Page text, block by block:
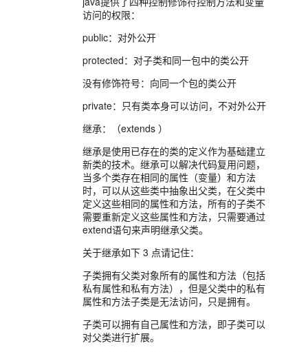
访问的权限：
public：对外公开
protected：对子类和同一包中的类公开
没有修饰符号：向同一个包的类公开
private：只有类本身可以访问，不对外公开
继承：（extends ）
继承是使用已存在的类的定义作为基础建立
新类的技术。继承可以解决代码复用问题，
当多个类存在相同的属性（变量）和方法
时，可以从这些类中抽象出父类，在父类中
定义这些相同的属性和方法，所有的子类不
需要重新定义这些属性和方法，只需要通过
extend语句来声明继承父类。
关于继承如下 3 点请记住：
子类拥有父类对象所有的属性和方法（包括
私有属性和私有方法），但是父类中的私有
属性和方法子类是无法访问，只是拥有。
子类可以拥有自己属性和方法，即子类可以
对父类进行扩展。